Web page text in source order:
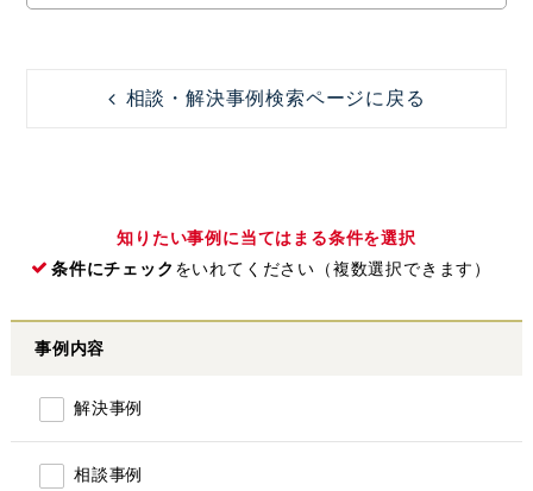
相談・解決事例検索ページに戻る
知りたい事例に当てはまる条件を選択
条件にチェック をいれてください（複数選択できます）
事例内容
解決事例
相談事例